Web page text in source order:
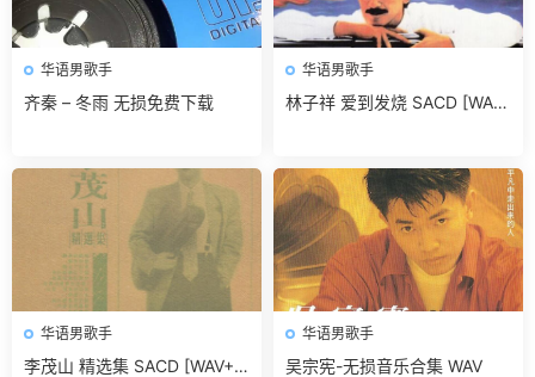
华语男歌手
齐秦 – 冬雨 无损免费下载
华语男歌手
林子祥 爱到发烧 SACD [WAV
华语男歌手
李茂山 精选集 SACD [WAV+C
华语男歌手
吴宗宪-无损音乐合集 WAV